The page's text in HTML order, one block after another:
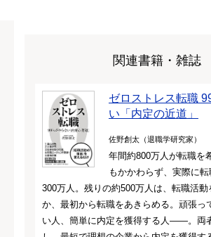
関連書籍・雑誌
ゼロストレス転職
い「内定の近道」
佐野創太（退職学研究家）
年間約800万人が転職を
もかかわらず、実際に
300万人。残りの約500万人は、転職活動
か、最初から転職をあきらめる。頑張っ
い人、簡単に内定を獲得する人――。両